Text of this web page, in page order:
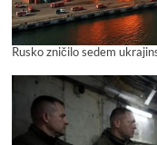
Rusko zničilo sedem